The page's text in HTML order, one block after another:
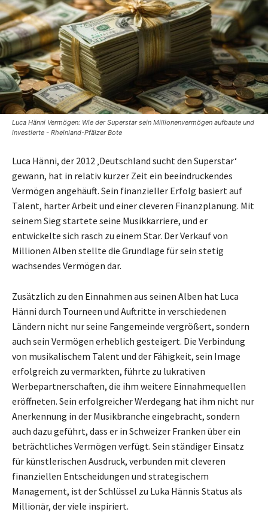
Luca Hänni Vermögen: Wie der Superstar sein Millionenvermögen aufbaute und
investierte - Rheinland-Pfälzer Bote
Luca Hänni, der 2012 ‚Deutschland sucht den Superstar‘
gewann, hat in relativ kurzer Zeit ein beeindruckendes
Vermögen angehäuft. Sein finanzieller Erfolg basiert auf
Talent, harter Arbeit und einer cleveren Finanzplanung. Mit
seinem Sieg startete seine Musikkarriere, und er
entwickelte sich rasch zu einem Star. Der Verkauf von
Millionen Alben stellte die Grundlage für sein stetig
wachsendes Vermögen dar.
Zusätzlich zu den Einnahmen aus seinen Alben hat Luca
Hänni durch Tourneen und Auftritte in verschiedenen
Ländern nicht nur seine Fangemeinde vergrößert, sondern
auch sein Vermögen erheblich gesteigert. Die Verbindung
von musikalischem Talent und der Fähigkeit, sein Image
erfolgreich zu vermarkten, führte zu lukrativen
Werbepartnerschaften, die ihm weitere Einnahmequellen
eröffneten. Sein erfolgreicher Werdegang hat ihm nicht nur
Anerkennung in der Musikbranche eingebracht, sondern
auch dazu geführt, dass er in Schweizer Franken über ein
beträchtliches Vermögen verfügt. Sein ständiger Einsatz
für künstlerischen Ausdruck, verbunden mit cleveren
finanziellen Entscheidungen und strategischem
Management, ist der Schlüssel zu Luka Hännis Status als
Millionär, der viele inspiriert.